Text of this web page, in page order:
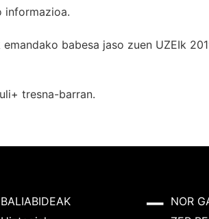
informazioa.
babesa jaso zuen UZEIk
tresna-barran.
BALIABIDEAK
NOR